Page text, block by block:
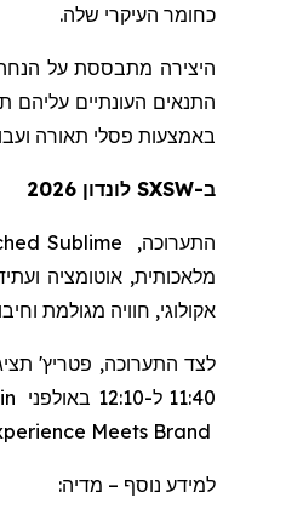
כחומר העיקרי שלה.
היצירה מתבססת על
התנאים העונתיים עליהם
באמצעות פסלי תאורה
ב-SXSW לונדון 2026
התערוכה, Sublime
מלאכותית, אוטומציה
אקולוגי, חוויה מגולמת
לצד התערוכה, פטריץ'
11:40 ל-12:10 באולפני
Meets Brand
למידע נוסף – מדיה: